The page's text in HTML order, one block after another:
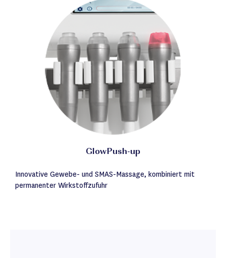
GlowPush-up
Innovative Gewebe- und SMAS-Massage, kombiniert mit
permanenter Wirkstoffzufuhr